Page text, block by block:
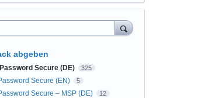
abgeben
Secure (DE) 325
Secure (EN) 5
Secure – MSP (DE) 12